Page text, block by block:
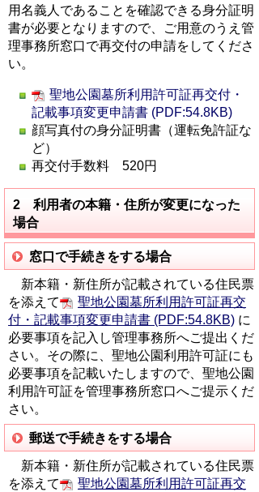
用名義人であることを確認できる身分証明
書が必要となりますので、ご用意のうえ管
理事務所窓口で再交付の申請をしてくださ
い。
聖地公園墓所利用許可証再交付・
記載事項変更申請書 (PDF:54.8KB)
顔写真付の身分証明書（運転免許証な
ど）
再交付手数料 520円
2 利用者の本籍・住所が変更になった
場合
窓口で手続きをする場合
新本籍・新住所が記載されている住民票
を添えて
聖地公園墓所利用許可証再交
付・記載事項変更申請書 (PDF:54.8KB) に
必要事項を記入し管理事務所へご提出くだ
さい。その際に、聖地公園利用許可証にも
必要事項を記載いたしますので、聖地公園
利用許可証を管理事務所窓口へご提示くだ
さい。
郵送で手続きをする場合
新本籍・新住所が記載されている住民票
を添えて
聖地公園墓所利用許可証再交